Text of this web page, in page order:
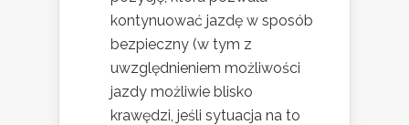
kontynuować jazdę w sposób
bezpieczny (w tym z
uwzględnieniem możliwości
jazdy możliwie blisko
krawędzi, jeśli sytuacja na to